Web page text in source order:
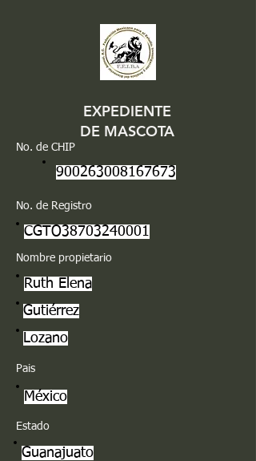
EXPEDIENTE
DE MASCOTA
No. de CHIP
900263008167673
No. de Registro
CGTO38703240001
Nombre propietario
Ruth Elena
Gutiérrez
Lozano
Pais
México
Estado
Guanajuato